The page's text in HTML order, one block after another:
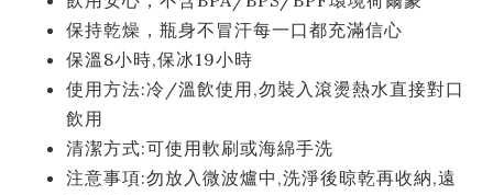
保持乾燥，瓶身不冒汗每一口都充滿信心
保溫8小時,保冰19小時
使用方法:冷/溫飲使用,勿裝入滾燙熱水直接對口
飲用
清潔方式:可使用軟刷或海綿手洗
注意事項:勿放入微波爐中,洗淨後晾乾再收納,遠